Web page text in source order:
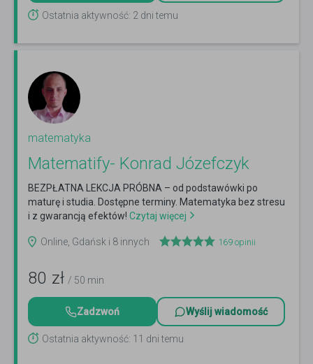
Ostatnia aktywność: 2 dni temu
matematyka
Matematify- Konrad Józefczyk
BEZPŁATNA LEKCJA PRÓBNA – od podstawówki po
maturę i studia. Dostępne terminy. Matematyka bez stresu
i z gwarancją efektów! Czytaj więcej
Online, Gdańsk i 8 innych 169 opinii
80 zł / 50 min
Zadzwoń Wyślij wiadomość
Ostatnia aktywność: 11 dni temu